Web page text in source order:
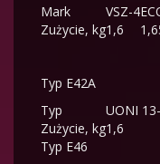
Mark
VSZ-4
Zużycie, kg1,6
Typ E42A
Typ
UONI
Zużycie, kg1,6
Typ E46